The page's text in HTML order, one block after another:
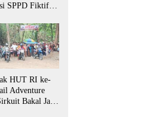
SPPD Fiktif
Penegak
Pusat
HUT RI ke-
Adventure
Bakal Jaya